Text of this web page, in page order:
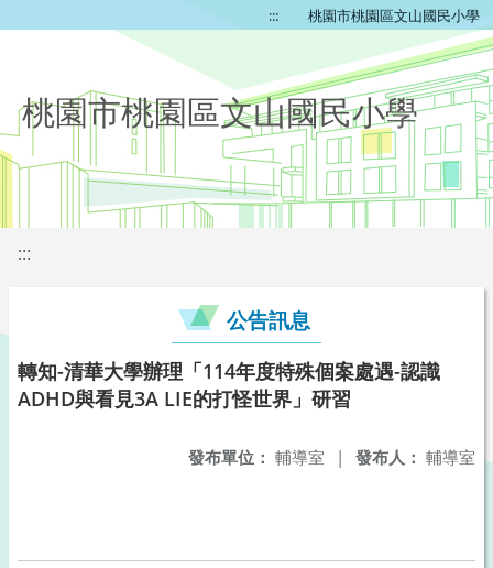
::: 桃園市桃園區文山國民小學
桃園市桃園區文山國民小學
:::
公告訊息
轉知-清華大學辦理「114年度特殊個案處遇-認識
ADHD與看見3A LIE的打怪世界」研習
發布人： 輔導室
發布單位： 輔導室 |